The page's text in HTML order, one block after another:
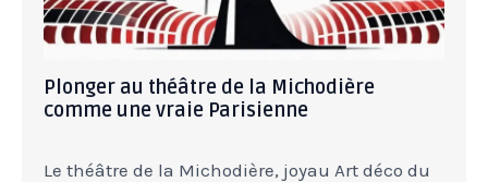
Plonger au théâtre de la Michodière
comme une vraie Parisienne
Le théâtre de la Michodière, joyau Art déco du